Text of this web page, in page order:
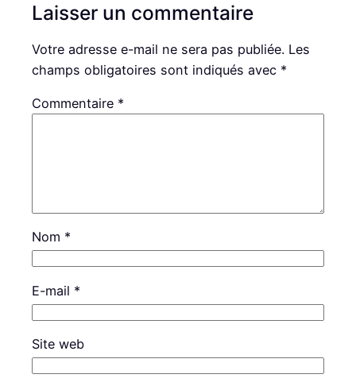
Laisser un commentaire
Votre adresse e-mail ne sera pas publiée. Les
champs obligatoires sont indiqués avec *
Commentaire *
Nom *
E-mail *
Site web